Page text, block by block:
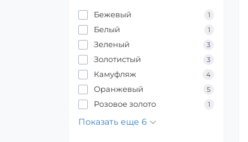
Бежевый 1
Белый 1
Зеленый 3
Золотистый 3
Камуфляж 4
Оранжевый 5
Розовое золото 1
Показать еще 6